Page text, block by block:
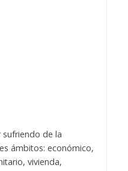
sufriendo de la
ámbitos: económico,
vivienda,